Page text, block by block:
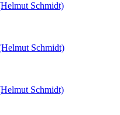
Schmidt)
Schmidt)
Schmidt)